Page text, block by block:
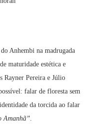
Anhembi na madrugada
maturidade estética e
Rayner Pereira e Júlio
falar de floresta sem
da torcida ao falar
Amanhã”.